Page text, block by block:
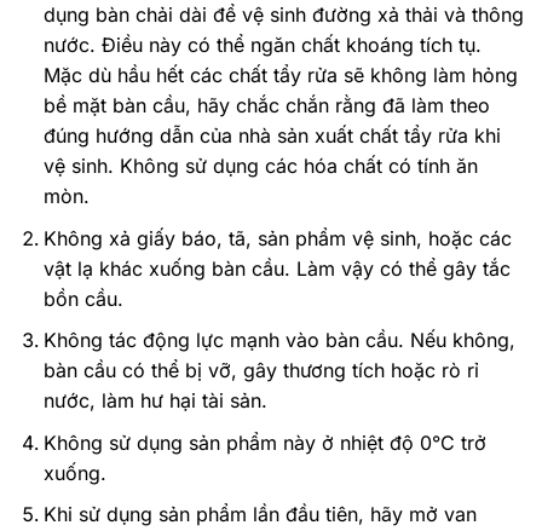
dụng bàn chải dài để vệ sinh đường xả thải và thông
nước. Điều này có thể ngăn chất khoáng tích tụ.
Mặc dù hầu hết các chất tẩy rửa sẽ không làm hỏng
bề mặt bàn cầu, hãy chắc chắn rằng đã làm theo
đúng hướng dẫn của nhà sản xuất chất tẩy rửa khi
vệ sinh. Không sử dụng các hóa chất có tính ăn
mòn.
Không xả giấy báo, tã, sản phẩm vệ sinh, hoặc các
vật lạ khác xuống bàn cầu. Làm vậy có thể gây tắc
bồn cầu.
Không tác động lực mạnh vào bàn cầu. Nếu không,
bàn cầu có thể bị vỡ, gây thương tích hoặc rò rỉ
nước, làm hư hại tài sản.
Không sử dụng sản phẩm này ở nhiệt độ 0°C trở
xuống.
Khi sử dụng sản phẩm lần đầu tiên, hãy mở van